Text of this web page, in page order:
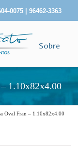
0075 | 96462-3363
Sobre
1.10x82x4.00
Oval Fran – 1.10x82x4.00